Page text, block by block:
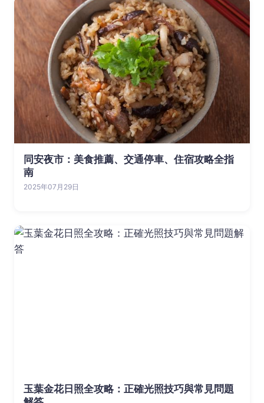
同安夜市：美食推薦、交通停車、住宿攻略全指
南
2025年07月29日
玉葉金花日照全攻略：正確光照技巧與常見問題